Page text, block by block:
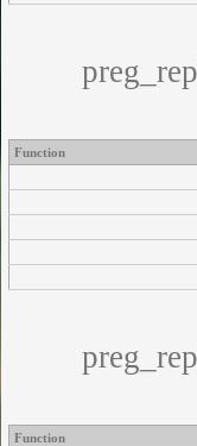
Function
Function